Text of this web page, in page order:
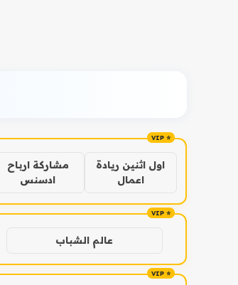
اول اثنين ريادة
اعمال
مشاركة ارباح
ادسنس
عالم الشباب